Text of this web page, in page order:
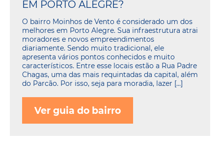
EM PORTO ALEGRE?
O bairro Moinhos de Vento é considerado um dos
melhores em Porto Alegre. Sua infraestrutura atrai
moradores e novos empreendimentos
diariamente. Sendo muito tradicional, ele
apresenta vários pontos conhecidos e muito
característicos. Entre esse locais estão a Rua Padre
Chagas, uma das mais requintadas da capital, além
do Parcão. Por isso, seja para moradia, lazer […]
Ver guia do bairro